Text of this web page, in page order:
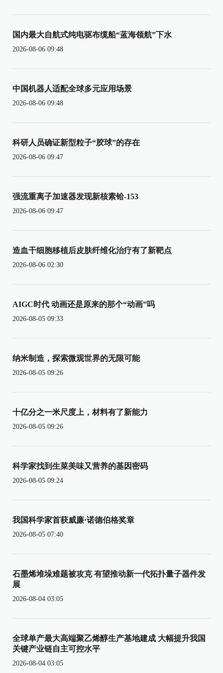
国内最大自航式纯电驱布缆船“蓝海领航”下水
2026-08-06 09:48
中国机器人适配全球多元应用场景
2026-08-06 09:48
科研人员确证新型粒子“胶球”的存在
2026-08-06 09:47
强流重离子加速器发现新核素铪-153
2026-08-06 09:47
造血干细胞移植后皮肤纤维化治疗有了新靶点
2026-08-06 02:30
AIGC时代 动画还是原来的那个“动画”吗
2026-08-05 09:33
纳米制造，探索微观世界的无限可能
2026-08-05 09:26
十亿分之一米尺度上，材料有了新能力
2026-08-05 09:26
科学家找到生菜美味又营养的基因密码
2026-08-05 09:24
我国科学家首获威廉·诺德伯格奖章
2026-08-05 07:40
石墨烯堆垛难题被攻克 有望推动新一代拓扑量子器件发
展
2026-08-04 03:05
全球单产最大高端聚乙烯醇生产基地建成 大幅提升我国
关键产业链自主可控水平
2026-08-04 03:05